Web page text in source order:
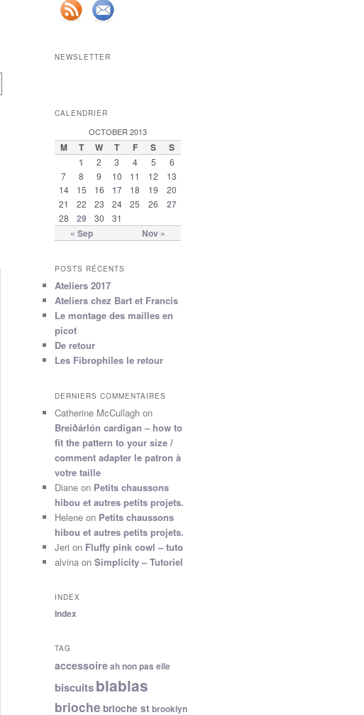
NEWSLETTER
CALENDRIER
OCTOBER 2013
M T W T F S S
« Sep Nov »
1 2 3 4 5
6
7
8 9 10 11 12
13
14
15 16 17 18 19
20
21
22 23 24 25 26 27
28 29 30 31
POSTS RÉCENTS
Ateliers 2017
Ateliers chez Bart et Francis
Le montage des mailles en
picot
De retour
Les Fibrophiles le retour
DERNIERS COMMENTAIRES
Catherine McCullagh on
Breiðárlón cardigan – how to
fit the pattern to your size /
comment adapter le patron à
votre taille
Diane on Petits chaussons
hibou et autres petits projets.
Helene on Petits chaussons
hibou et autres petits projets.
Jeri on Fluffy pink cowl – tuto
alvina on Simplicity – Tutoriel
INDEX
Index
TAG
accessoireah non pas elle
biscuitsblablas
brioche brioche st brooklyn